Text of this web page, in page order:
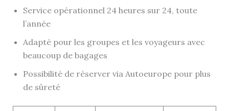
Service opérationnel 24 heures sur 24, toute
l’année
Adapté pour les groupes et les voyageurs avec
beaucoup de bagages
Possibilité de réserver via Autoeurope pour plus
de sûreté